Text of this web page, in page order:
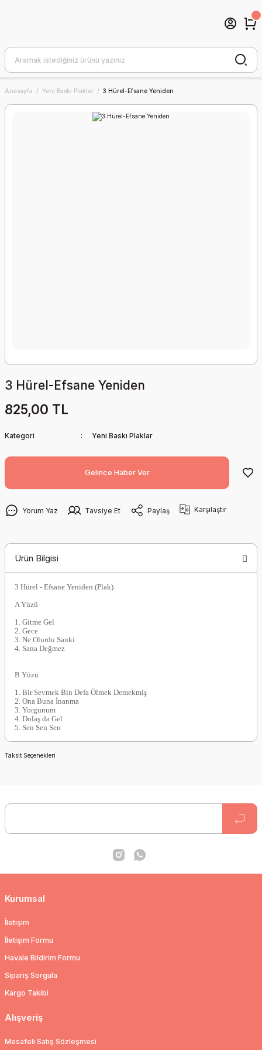
Anasayfa Yeni Baskı Plaklar 3 Hürel-Efsane Yeniden
3 Hürel-Efsane Yeniden
825,00 TL
Kategori Yeni Baskı Plaklar
Gelince Haber Ver
Yorum Yaz Tavsiye Et Paylaş Karşılaştır
Ürün Bilgisi
3 Hürel - Efsane Yeniden (Plak)
A Yüzü
1. Gitme Gel
2. Gece
3. Ne Olurdu Sanki
4. Sana Değmez
B Yüzü
1. Bir Sevmek Bin Defa Ölmek Demekmiş
2. Ona Buna İnanma
3. Yorgunum
4. Dolaş da Gel
5. Sen Sen Sen
Taksit Seçenekleri
Kurumsal
İletişim
İletişim Formu
Havale Bildirim Formu
Sipariş Sorgula
Kargo Takibi
Alışveriş
Mesafeli Satış Sözleşmesi